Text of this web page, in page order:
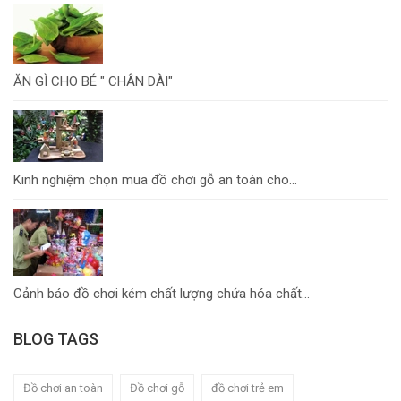
ĂN GÌ CHO BÉ " CHÂN DÀI"
Kinh nghiệm chọn mua đồ chơi gỗ an toàn cho...
Cảnh báo đồ chơi kém chất lượng chứa hóa chất...
BLOG TAGS
Đồ chơi an toàn Đồ chơi gỗ đồ chơi trẻ em